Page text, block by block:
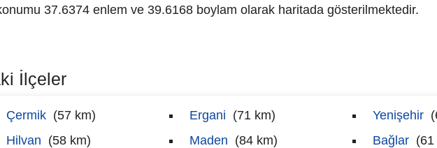
37.6374 enlem ve 39.6168 boylam olarak haritada gösterilmektedir.
İlçeler
Çermik (57 km)
Hilvan (58 km)
Ergani (71 km)
Maden (84 km)
Yenişehir
Bağlar (61